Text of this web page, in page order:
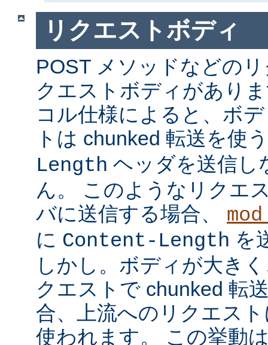
リクエストボディ
POST メソッドなどの
クエストボディがあり
コル仕様によると、ボ
トは chunked 転送を使
Length ヘッダを送信し
ん。 このようなリクエ
バに送信する場合、
に Content-Length を
しかし。ボディが大き
クエストで chunked 転
合、上流へのリクエス
使われます。 この挙動